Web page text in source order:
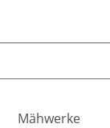
Mähwerke